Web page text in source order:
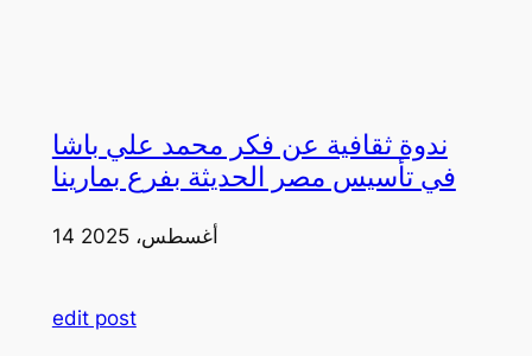
ندوة ثقافية عن فكر محمد علي باشا
في تأسيس مصر الحديثة بفرع بمارينا
14 أغسطس، 2025
edit post